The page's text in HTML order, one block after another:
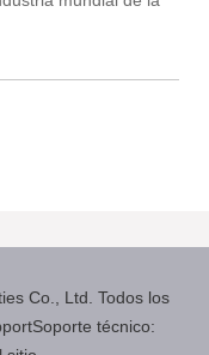
Co., Ltd. Todos los
técnico: